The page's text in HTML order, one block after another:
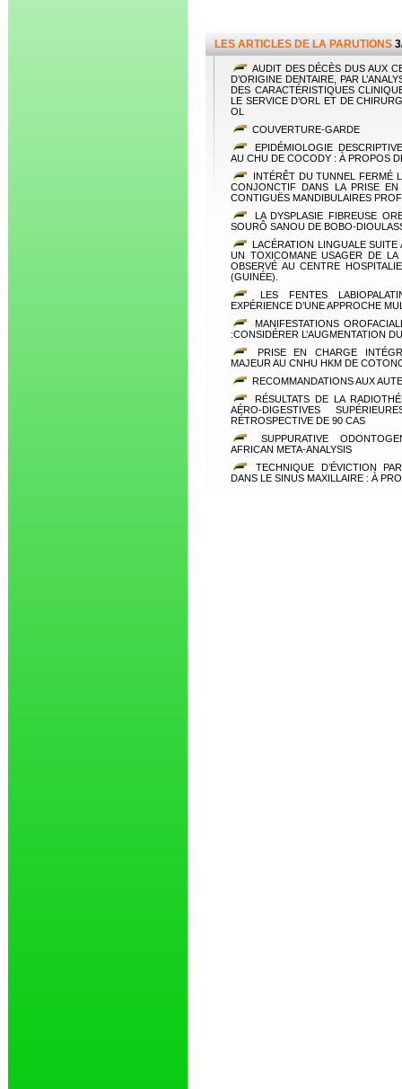
LES ARTICLES DE LA PARUTIONS
AUDIT DES DÉCÈS DUS AUX
D’ORIGINE DENTAIRE, PAR
DES CARACTÉRISTIQUES
LE SERVICE D’ORL ET DE
OL
COUVERTURE-GARDE
EPIDÉMIOLOGIE
AU CHU DE COCODY : À PROPOS
INTÉRÊT DU TUNNEL FERMÉ
CONJONCTIF DANS LA PRISE
CONTIGUËS MANDIBULAIRES
LA DYSPLASIE FIBREUSE
SOURÔ SANOU DE BOBO-
LACÉRATION LINGUALE
UN TOXICOMANE USAGER DE
OBSERVÉ AU CENTRE
(GUINÉE).
LES FENTES
EXPÉRIENCE D’UNE APPROCHE
MANIFESTATIONS
:CONSIDÉRER L’AUGMENTATION
PRISE EN CHARGE
MAJEUR AU CNHU HKM DE
RECOMMANDATIONS AUX
RÉSULTATS DE LA
AÉRO-DIGESTIVES
RÉTROSPECTIVE DE 90 CAS
SUPPURATIVE
AFRICAN META-ANALYSIS
TECHNIQUE D’ÉVICTION
DANS LE SINUS MAXILLAIRE : À